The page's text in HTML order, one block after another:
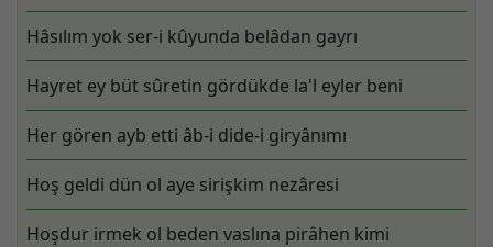
Hâsılım yok ser-i kûyunda belâdan gayrı
Hayret ey büt sûretin gördükde la'l eyler beni
Her gören ayb etti âb-i dide-i giryânımı
Hoş geldi dün ol aye sirişkim nezâresi
Hoşdur irmek ol beden vaslına pirâhen kimi